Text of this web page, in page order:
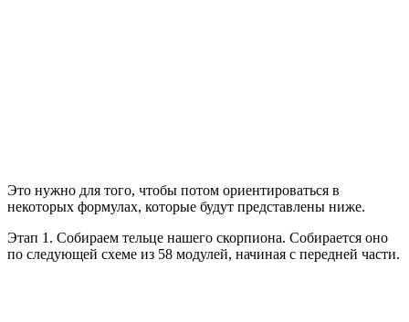
Это нужно для того, чтобы потом ориентироваться в
некоторых формулах, которые будут представлены ниже.
Этап 1. Собираем тельце нашего скорпиона. Собирается оно
по следующей схеме из 58 модулей, начиная с передней части.